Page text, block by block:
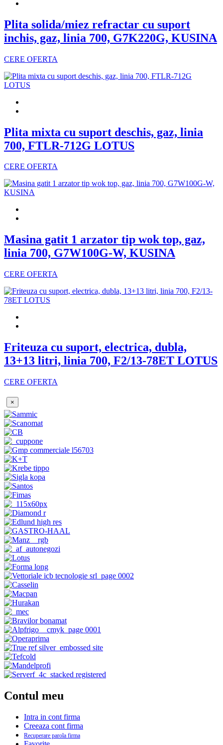
Plita solida/miez refractar cu suport
inchis, gaz, linia 700, G7K220G, KUSINA
CERE OFERTA
Plita mixta cu suport deschis, gaz, linia
700, FTLR-712G LOTUS
CERE OFERTA
Masina gatit 1 arzator tip wok top, gaz,
linia 700, G7W100G-W, KUSINA
CERE OFERTA
Friteuza cu suport, electrica, dubla,
13+13 litri, linia 700, F2/13-78ET LOTUS
CERE OFERTA
×
Contul meu
Intra in cont firma
Creeaza cont firma
Recuperare parola firma